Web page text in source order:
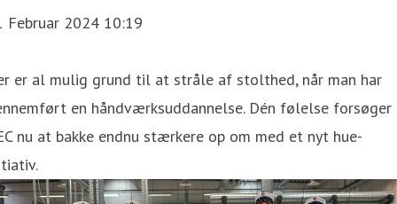
Februar 2024 10:19
er al mulig grund til at stråle af stolthed, når man har
en håndværksuddannelse. Dén følelse forsøger
nu at bakke endnu stærkere op om med et nyt hue-